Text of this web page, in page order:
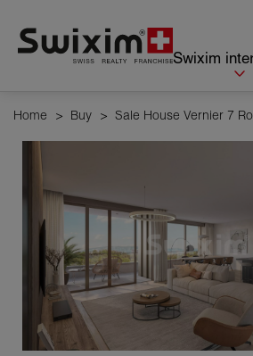
Swixim
Home > Buy > Sale House Vernier 7